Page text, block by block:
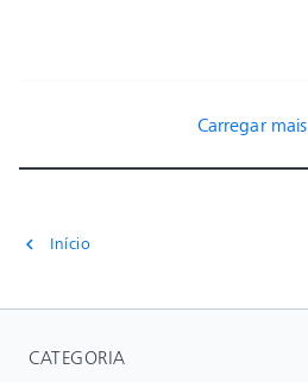
Carregar mais
chevron_left Início
CATEGORIA